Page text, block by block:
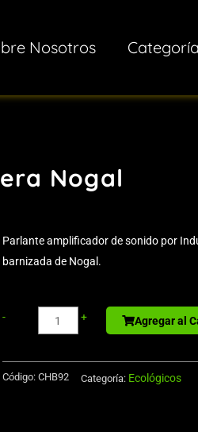
Nosotros
Nogal
Parlante amplificador de sonido por
barnizada de Nogal.
-
de
+ Agregar al
Código: CHB92 Categoría: Ecológicos